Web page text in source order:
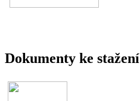
Dokumenty ke stažení